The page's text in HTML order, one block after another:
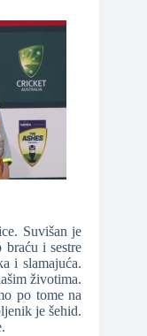
Suvišan je
i sestre
i slamajuća.
životima.
po tome na
je šehid.